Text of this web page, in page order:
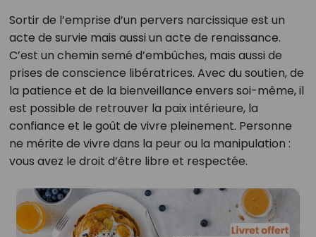
Sortir de l’emprise d’un pervers narcissique est un
acte de survie mais aussi un acte de renaissance.
C’est un chemin semé d’embûches, mais aussi de
prises de conscience libératrices. Avec du soutien, de
la patience et de la bienveillance envers soi-même, il
est possible de retrouver la paix intérieure, la
confiance et le goût de vivre pleinement. Personne
ne mérite de vivre dans la peur ou la manipulation :
vous avez le droit d’être libre et respectée.